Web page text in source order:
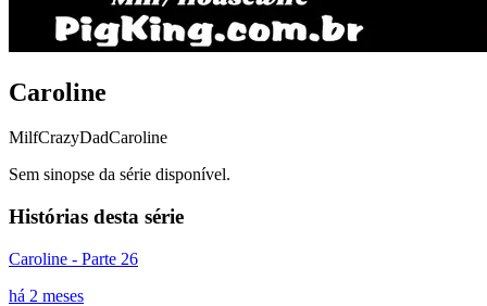
Caroline
MilfCrazyDadCaroline
Sem sinopse da série disponível.
Histórias desta série
Caroline - Parte 26
há 2 meses